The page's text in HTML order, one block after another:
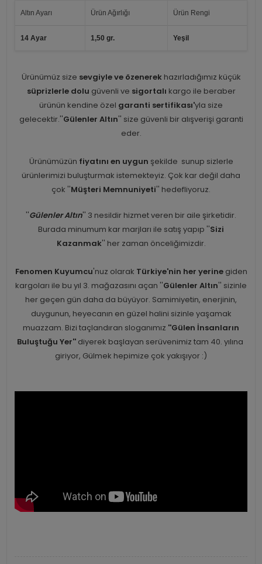
Altın Ayarı Ürün Ağırlığı Ürün Rengi
14 Ayar 1,50 gr. Yeşil
Ürünümüz size sevgiyle ve özenerekhazırladığımız küçük
süprizlerle dolu güvenli ve sigortalı kargo ile beraber
ürünün kendine özel garanti sertifikası'yla size
gelecektir.''Gülenler Altın'' size güvenli bir alışverişi garanti
eder.
Ürünümüzün fiyatını en uygun şekilde sunup sizlerle
ürünlerimizi buluşturmak istemekteyiz. Çok kar değil daha
çok ''Müşteri Memnuniyeti'' hedefliyoruz.
''Gülenler Altın'' 3 nesildir hizmet veren bir aile şirketidir.
Burada minumum kar marjları ile satış yapıp ''Sizi
Kazanmak'' her zaman önceliğimizdir.
Fenomen Kuyumcu'nuz olarak Türkiye'nin her yerinegiden
kargoları ile bu yıl 3. mağazasını açan ''Gülenler Altın'' sizinle
her geçen gün daha da büyüyor. Samimiyetin, enerjinin,
duygunun, heyecanın en güzel halini sizinle yaşamak
muazzam. Bizi taçlandıran sloganımız ''Gülen İnsanların
Buluştuğu Yer'' diyerek başlayan serüvenimiz tam 40. yılına
giriyor, Gülmek hepimize çok yakışıyor :)